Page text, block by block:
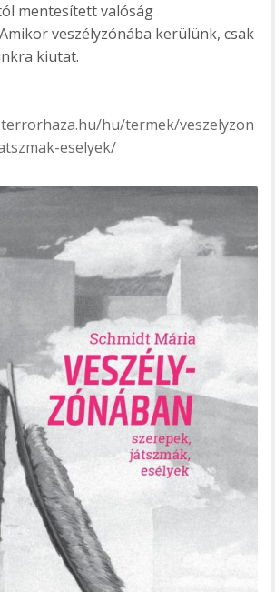
mentesített valóság
veszélyzónába kerülünk, csak
kiutat.
hu/termek/veszelyzon
eselyek/